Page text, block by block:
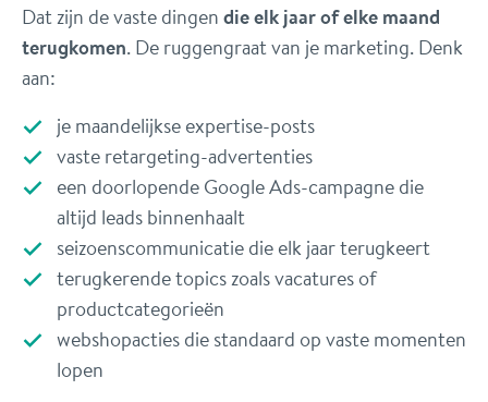
Dat zijn de vaste dingendie elk jaar of elke maand
terugkomen. De ruggengraat van je marketing. Denk
aan:
je maandelijkse expertise-posts
vaste retargeting-advertenties
een doorlopende Google Ads-campagne die
altijd leads binnenhaalt
seizoenscommunicatie die elk jaar terugkeert
terugkerende topics zoals vacatures of
productcategorieën
webshopacties die standaard op vaste momenten
lopen